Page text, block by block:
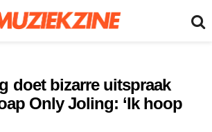
doet bizarre uitspraak
Only Joling: ‘Ik hoop